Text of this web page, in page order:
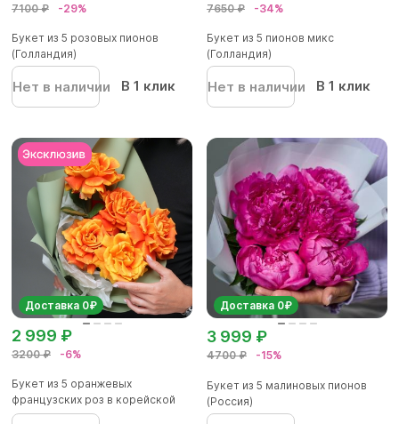
7100 ₽ -29%
Букет из 5 розовых пионов
(Голландия)
Нет в наличии В 1 клик
7650 ₽ -34%
Букет из 5 пионов микс
(Голландия)
Нет в наличии В 1 клик
Доставка 0₽
3200 ₽ -6%
2 999 ₽
Букет из 5 оранжевых
французских роз в корейской
упаков...
Доставка 0₽
4700 ₽ -15%
3 999 ₽
Букет из 5 малиновых пионов
(Россия)